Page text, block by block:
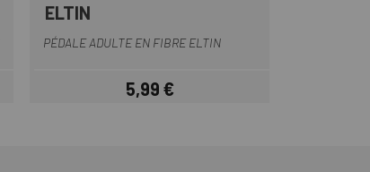
ELTIN
PÉDALE ADULTE EN FIBRE ELTIN
Prix
5,99 €